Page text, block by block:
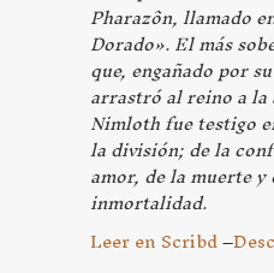
Pharazôn, llamado
Dorado». El más
que, engañado por
arrastró al reino a
Nimloth fue testigo
la división; de la
amor, de la muerte
inmortalidad.
Leer en Scribd–